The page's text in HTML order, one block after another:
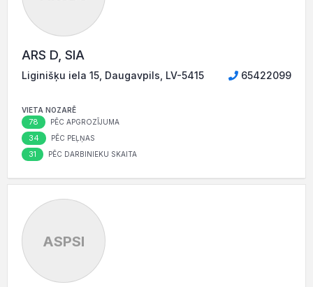
ARS D, SIA
Liginišķu iela 15, Daugavpils, LV-5415 65422099
VIETA NOZARĒ
78 PĒC APGROZĪJUMA
34 PĒC PEĻŅAS
31 PĒC DARBINIEKU SKAITA
ASPSI